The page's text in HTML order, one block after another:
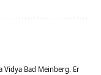
Vidya Bad Meinberg. Er